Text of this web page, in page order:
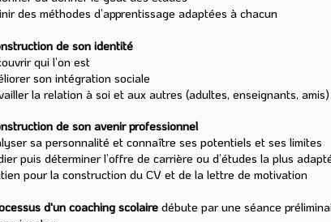
des méthodes d’apprentissage adaptées à chacun
de son identité
qui l’on est
son intégration sociale
la relation à soi et aux autres (adultes, enseignants, amis)
de son avenir professionnel
sa personnalité et connaître ses potentiels et ses limites
puis déterminer l’offre de carrière ou d’études la plus
pour la construction du CV et de la lettre de motivation
d'un coaching scolairedébute par une séance